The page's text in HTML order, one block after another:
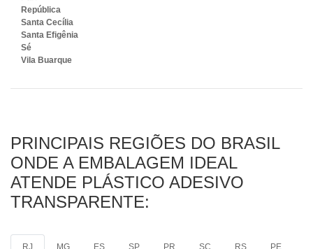
República
Santa Cecília
Santa Efigênia
Sé
Vila Buarque
PRINCIPAIS REGIÕES DO BRASIL
ONDE A EMBALAGEM IDEAL
ATENDE PLÁSTICO ADESIVO
TRANSPARENTE:
RJ MG ES SP PR SC RS PE